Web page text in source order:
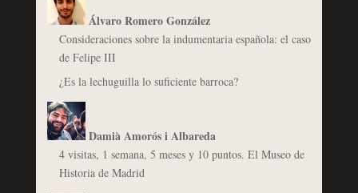
Álvaro Romero González
Consideraciones sobre la indumentaria española: el caso
de Felipe III
¿Es la lechuguilla lo suficiente barroca?
Damià Amorós i Albareda
4 visitas, 1 semana, 5 meses y 10 puntos. El Museo de
Historia de Madrid